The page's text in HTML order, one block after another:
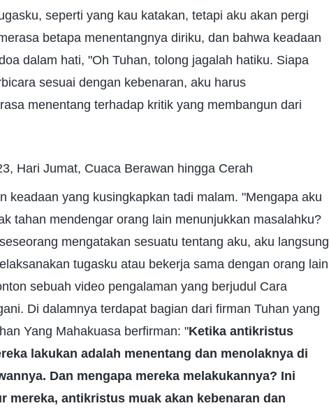
seperti yang kau katakan, tetapi aku akan pergi
betapa menentangnya diriku, dan bahwa keadaan
dalam hati, "Oh Tuhan, tolong jagalah hatiku. Siapa
sesuai dengan kebenaran, aku harus
menentang terhadap kritik yang membangun dari
Hari Jumat, Cuaca Berawan hingga Cerah
keadaan yang kusingkapkan tadi malam. "Mengapa aku
tahan mendengar orang lain menunjukkan masalahku?
mengatakan sesuatu tentang aku, aku langsung
tugasku atau bekerja sama dengan orang lain
sebuah video pengalaman yang berjudul Cara
Di dalamnya terdapat bagian dari firman Tuhan yang
Yang Mahakuasa berfirman: "Ketika antikristus
lakukan adalah menentang dan menolaknya di
Dan mengapa mereka melakukannya? Ini
mereka, antikristus muak akan kebenaran dan